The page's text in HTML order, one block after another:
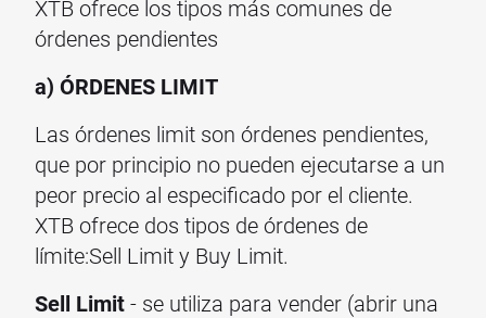
XTB ofrece los tipos más comunes de
órdenes pendientes
a) ÓRDENES LIMIT
Las órdenes limit son órdenes pendientes,
que por principio no pueden ejecutarse a un
peor precio al especificado por el cliente.
XTB ofrece dos tipos de órdenes de
límite:Sell Limit y Buy Limit.
Sell Limit- se utiliza para vender (abrir una